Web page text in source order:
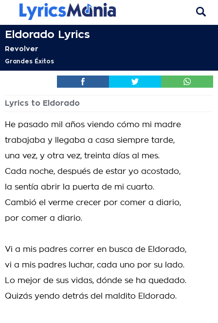
Eldorado Lyrics
Revolver
Grandes Éxitos
Lyrics to Eldorado
He pasado mil años viendo cómo mi madre
trabajaba y llegaba a casa siempre tarde,
una vez, y otra vez, treinta días al mes.
Cada noche, después de estar yo acostado,
la sentía abrir la puerta de mi cuarto.
Cambió el verme crecer por comer a diario,
por comer a diario.
Vi a mis padres correr en busca de Eldorado,
vi a mis padres luchar, cada uno por su lado.
Lo mejor de sus vidas, dónde se ha quedado.
Quizás yendo detrás del maldito Eldorado.